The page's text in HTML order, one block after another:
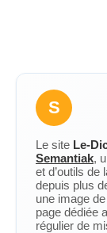
S
Le site Le-
Semantiak,
et d’outils de
depuis plus
une image
page dédiée
régulier de